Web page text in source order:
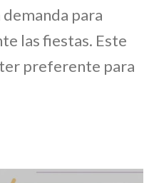
para
las fiestas. Este
preferente para